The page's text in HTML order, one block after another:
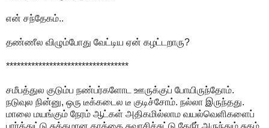
என் சந்தேகம்..
தண்ணீல விழும்போது வேட்டிய ஏன் கழட்டறாரு?
**********************************
சமீபத்துல குடும்ப நண்பர்களோட ஊருக்குப் போயிருந்தோம்.
நடுவுல நின்னு, ஒரு டீக்கடைல டீ குடிச்சோம். நல்லா இருந்தது.
மாலை மயங்கும் நேரம் ஆட்கள் அதிகமில்லாம வயல்வெளிகளைப்
பார்த்துட்டு சுத்தமான காத்தை சுவாசிச்சுட்டு தேநீர் அருந்தும் சுகம்